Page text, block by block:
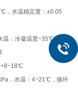
，水温稳定度：±0.05
：冷凝温度~35℃，水温
+8~18℃
，水温：4~21℃，循环